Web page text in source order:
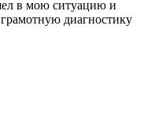
в мою ситуацию и
диагностику